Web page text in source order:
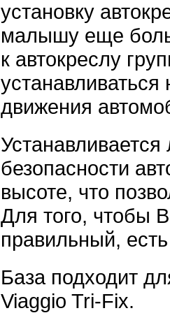
установку
малышу еще
к автокреслу
движения
безопасности
высоте, что
Для того, чтобы
правильный,
База подходит
Viaggio Tri-Fix.